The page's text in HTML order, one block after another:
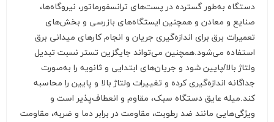
دستگاه به‌طور گسترده در پست‌های ترانسفورماتور، نیروگاه‌ها،
صنایع و معادن و همچنین ایستگاه‌های بازرسی و بخش‌های
تعمیرات برق برای اندازه‌گیری جریان و انجام کارهای میدانی برق
استفاده می‌شود.همچنین می‌تواند جایگزین تستر نسبت تبدیل
ولتاژ بالا/پایین شود و جریان‌های ابتدایی و ثانویه را به‌صورت
جداگانه اندازه‌گیری کرده و تغییرات ولتاژ بالا و پایین را محاسبه
کند.میله عایق دستگاه سبک، مقاوم و انعطاف‌پذیر است و
ویژگی‌هایی مانند ضد رطوبت، مقاومت در برابر دما و ضربه، مقاومت